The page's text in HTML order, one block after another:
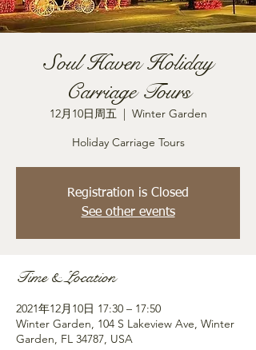
Soul Haven Holiday
Carriage Tours
12月10日周五
  |
Winter Garden
Holiday Carriage Tours
Registration is Closed
See other events
Time & Location
2021年12月10日 17:30 – 17:50
Winter Garden, 104 S Lakeview Ave, Winter
Garden, FL 34787, USA